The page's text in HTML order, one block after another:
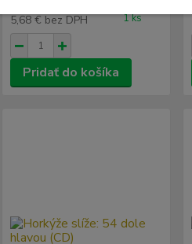
5,68 € bez DPH
1 ks
Pridať do košíka